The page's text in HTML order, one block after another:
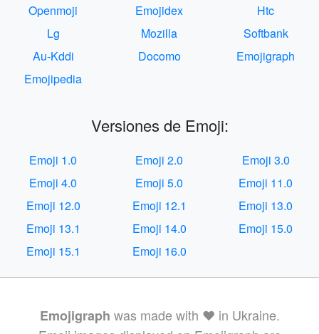
Openmoji
Emojidex
Htc
Lg
Mozilla
Softbank
Au-Kddi
Docomo
Emojigraph
Emojipedia
Versiones de Emoji:
Emoji 1.0 Emoji 2.0
Emoji 3.0
Emoji 4.0
Emoji 5.0
Emoji 11.0
Emoji 12.0
Emoji 12.1
Emoji 13.0
Emoji 13.1
Emoji 14.0
Emoji 15.0
Emoji 15.1
Emoji 16.0
Emojigraph was made with ❤️ in Ukraine.